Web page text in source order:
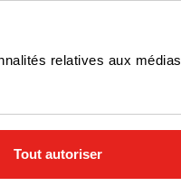
relatives aux médias
Tout autoriser
sur les besoins